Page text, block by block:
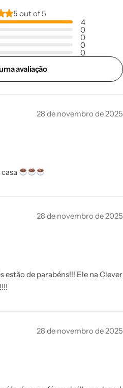
5 out of 5
4
0
0
0
0
avaliação
28 de novembro de 2025
28 de novembro de 2025
estão de parabéns!!! Ele na Clever
28 de novembro de 2025